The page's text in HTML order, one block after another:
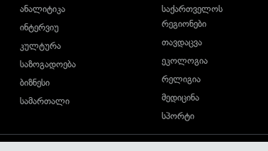
ანალიტიკა
ინტერვიუ
კულტურა
საზოგადოება
ბიზნესი
სამართალი
საქართველოს
რეგიონები
თავდაცვა
ეკოლოგია
რელიგია
მედიცინა
სპორტი